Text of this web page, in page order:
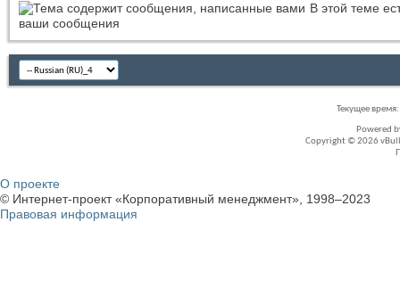
В этой теме
ваши сообщения
Текущее время:
Powered
Copyright © 2026
О проекте
© Интернет-проект «Корпоративный менеджмент», 1998–2023
Правовая информация